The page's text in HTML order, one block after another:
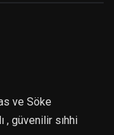
ve Söke
, güvenilir sıhhi